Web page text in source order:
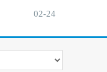
02-24